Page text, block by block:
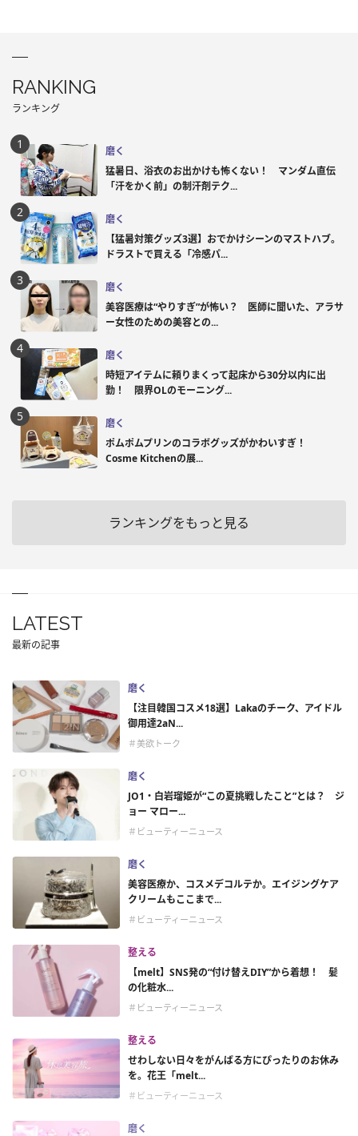
RANKING
ランキング
磨く
猛暑日、浴衣のお出かけも怖くない！ マンダム直伝
「汗をかく前」の制汗剤テク...
磨く
【猛暑対策グッズ3選】おでかけシーンのマストハブ。
ドラストで買える「冷感パ...
磨く
美容医療は“やりすぎ”が怖い？ 医師に聞いた、アラサ
ー女性のための美容との...
磨く
時短アイテムに頼りまくって起床から30分以内に出
勤！ 限界OLのモーニング...
磨く
ポムポムプリンのコラボグッズがかわいすぎ！
Cosme Kitchenの展...
ランキングをもっと見る
LATEST
最新の記事
磨く
【注目韓国コスメ18選】Lakaのチーク、アイドル
御用達2aN...
＃美欲トーク
磨く
JO1・白岩瑠姫が“この夏挑戦したこと”とは？ ジ
ョー マロー...
＃ビューティーニュース
磨く
美容医療か、コスメデコルテか。エイジングケア
クリームもここまで...
＃ビューティーニュース
整える
【melt】SNS発の“付け替えDIY”から着想！ 髪
の化粧水...
＃ビューティーニュース
整える
せわしない日々をがんばる方にぴったりのお休み
を。花王「melt...
＃ビューティーニュース
磨く